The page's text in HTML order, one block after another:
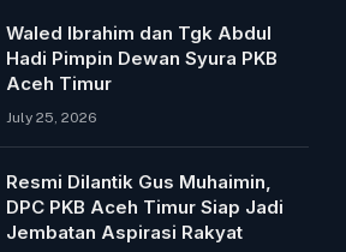
Waled Ibrahim dan Tgk Abdul
Hadi Pimpin Dewan Syura PKB
Aceh Timur
July 25, 2026
Resmi Dilantik Gus Muhaimin,
DPC PKB Aceh Timur Siap Jadi
Jembatan Aspirasi Rakyat